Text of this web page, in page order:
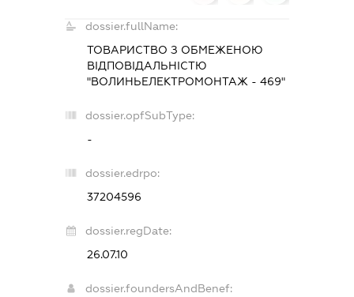
dossier.fullName:
ТОВАРИСТВО З ОБМЕЖЕНОЮ
ВІДПОВІДАЛЬНІСТЮ
"ВОЛИНЬЕЛЕКТРОМОНТАЖ - 469"
dossier.opfSubType:
-
dossier.edrpo:
37204596
dossier.regDate:
26.07.10
dossier.foundersAndBenef: